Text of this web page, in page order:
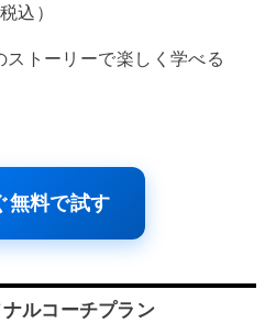
込）
トーリーで楽しく学べる
無料で試す
ルコーチプラン